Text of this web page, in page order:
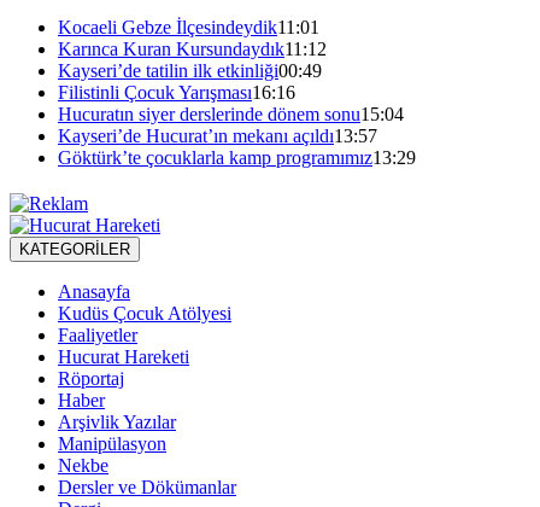
Kocaeli Gebze İlçesindeydik11:01
Karınca Kuran Kursundaydık11:12
Kayseri’de tatilin ilk etkinliği00:49
Filistinli Çocuk Yarışması16:16
Hucuratın siyer derslerinde dönem sonu15:04
Kayseri’de Hucurat’ın mekanı açıldı13:57
Göktürk’te çocuklarla kamp programımız13:29
KATEGORİLER
Anasayfa
Kudüs Çocuk Atölyesi
Faaliyetler
Hucurat Hareketi
Röportaj
Haber
Arşivlik Yazılar
Manipülasyon
Nekbe
Dersler ve Dökümanlar